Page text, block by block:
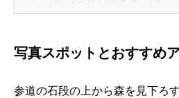
写真スポットとおすすめ
参道の石段の上から森を見下ろ